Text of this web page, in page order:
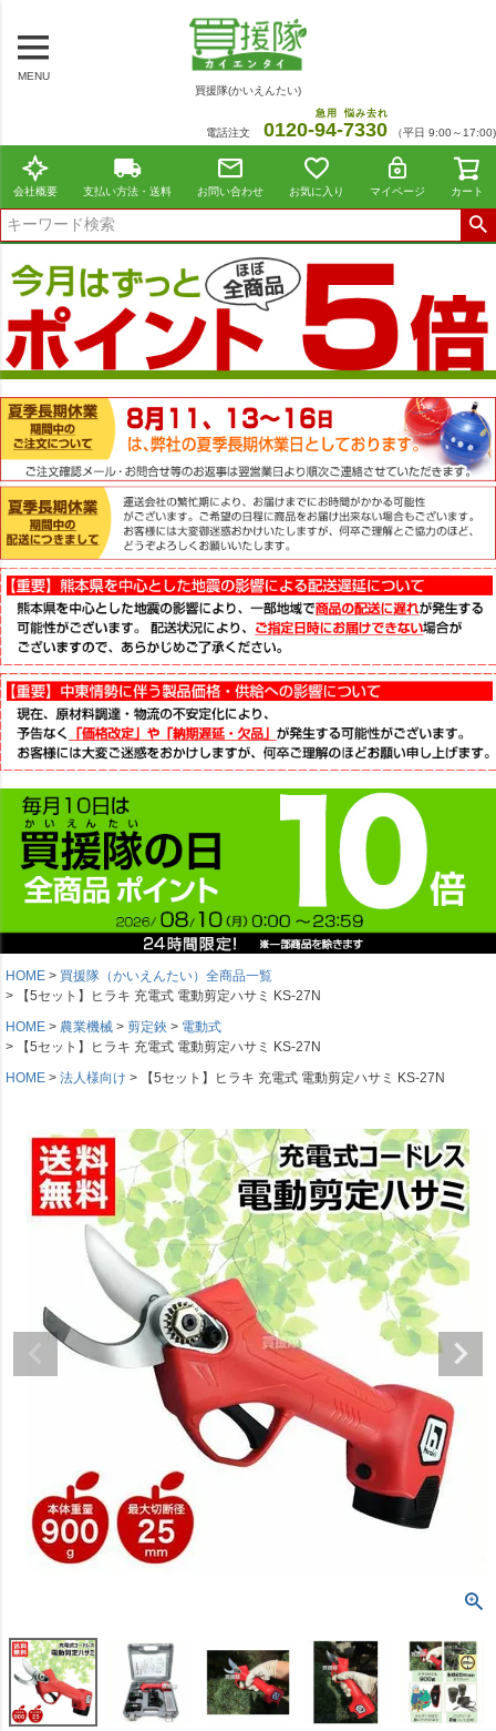
MENU
買援隊(かいえんたい)
電話注文 0120-94
急用
-7330
悩み去れ
（平日 9:00～17:00)
会社概要 支払い方法・送料 お問い合わせ お気に入り マイページ カート
HOME
買援隊（かいえんたい）全商品一覧
【5セット】ヒラキ 充電式 電動剪定ハサミ KS-27N
HOME
農業機械 剪定鋏
電動式
【5セット】ヒラキ 充電式 電動剪定ハサミ KS-27N
HOME
法人様向け 【5セット】ヒラキ 充電式 電動剪定ハサミ KS-27N